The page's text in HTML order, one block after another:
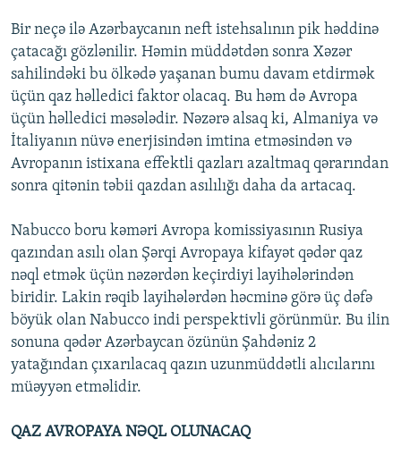
Bir neçə ilə Azərbaycanın neft istehsalının pik həddinə
çatacağı gözlənilir. Həmin müddətdən sonra Xəzər
sahilindəki bu ölkədə yaşanan bumu davam etdirmək
üçün qaz həlledici faktor olacaq. Bu həm də Avropa
üçün həlledici məsələdir. Nəzərə alsaq ki, Almaniya və
İtaliyanın nüvə enerjisindən imtina etməsindən və
Avropanın istixana effektli qazları azaltmaq qərarından
sonra qitənin təbii qazdan asılılığı daha da artacaq.
Nabucco boru kəməri Avropa komissiyasının Rusiya
qazından asılı olan Şərqi Avropaya kifayət qədər qaz
nəql etmək üçün nəzərdən keçirdiyi layihələrindən
biridir. Lakin rəqib layihələrdən həcminə görə üç dəfə
böyük olan Nabucco indi perspektivli görünmür. Bu ilin
sonuna qədər Azərbaycan özünün Şahdəniz 2
yatağından çıxarılacaq qazın uzunmüddətli alıcılarını
müəyyən etməlidir.
QAZ AVROPAYA NƏQL OLUNACAQ